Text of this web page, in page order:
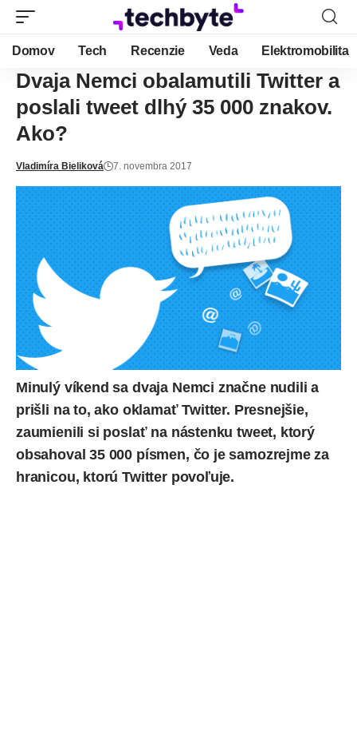
Domov Tech Recenzie Veda Elektromobilita
Dvaja Nemci obalamutili Twitter a
poslali tweet dlhý 35 000 znakov.
Ako?
Vladimíra Bieliková 7. novembra 2017
Minulý víkend sa dvaja Nemci značne nudili a
prišli na to, ako oklamať Twitter. Presnejšie,
zaumienili si poslať na nástenku tweet, ktorý
obsahoval 35 000 písmen, čo je samozrejme za
hranicou, ktorú Twitter povoľuje.